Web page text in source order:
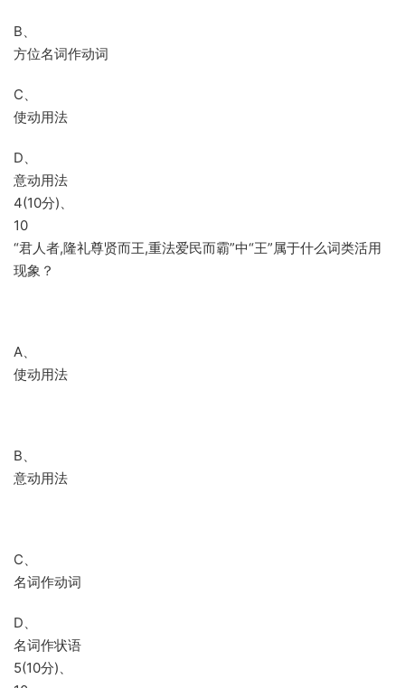
B、
方位名词作动词
C、
使动用法
D、
意动用法
4(10分)、
10
“君人者,隆礼尊贤而王,重法爱民而霸”中“王”属于什么词类活用
现象？
A、
使动用法
B、
意动用法
C、
名词作动词
D、
名词作状语
5(10分)、